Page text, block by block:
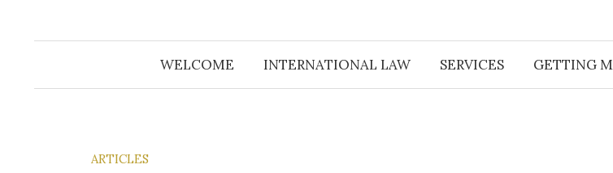
WELCOME INTERNATIONAL LAW SERVICES GETTING
ARTICLES